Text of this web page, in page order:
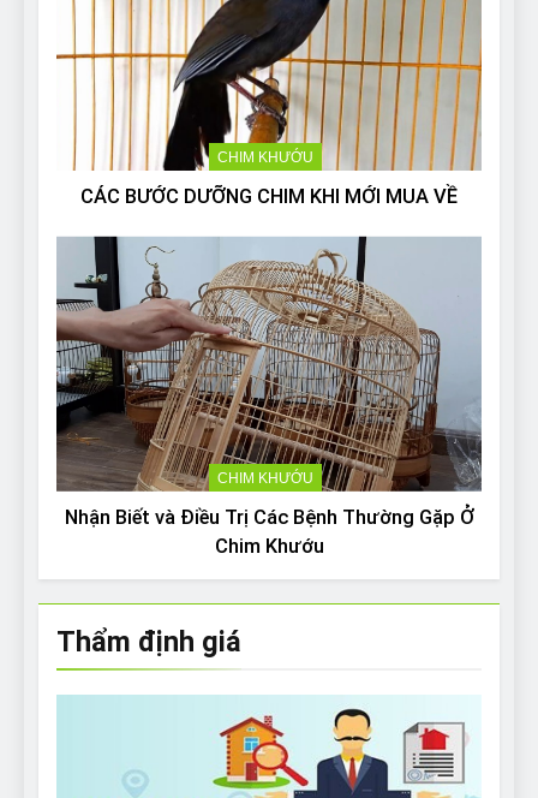
CHIM KHƯỚU
CÁC BƯỚC DƯỠNG CHIM KHI MỚI MUA VỀ
CHIM KHƯỚU
Nhận Biết và Điều Trị Các Bệnh Thường Gặp Ở
Chim Khướu
Thẩm định giá